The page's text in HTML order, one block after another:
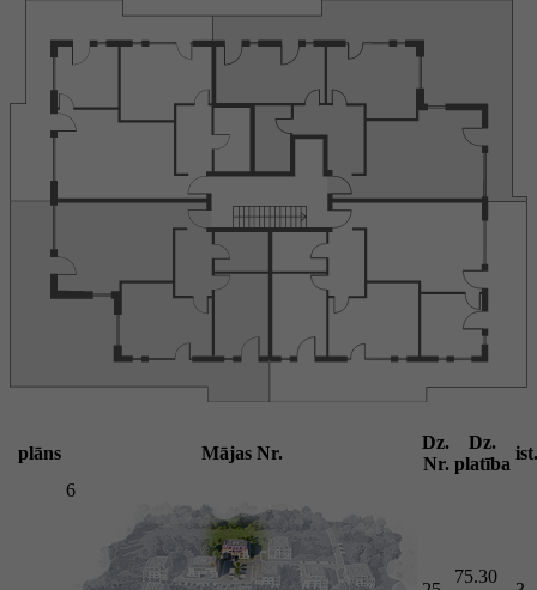
plāns Mājas Nr.
Dz.
Nr.
Dz.
platība
ist.
6
75.30